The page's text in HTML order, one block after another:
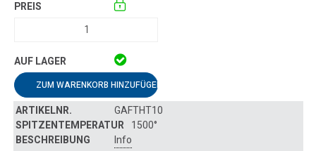
ZUM WARENKORB HINZUFÜGEN
GAFTHT10
1500°
Info